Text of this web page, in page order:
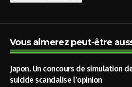
Vous aimerez peut-être
Japon. Un concours de simulation
suicide scandalise l’opinion